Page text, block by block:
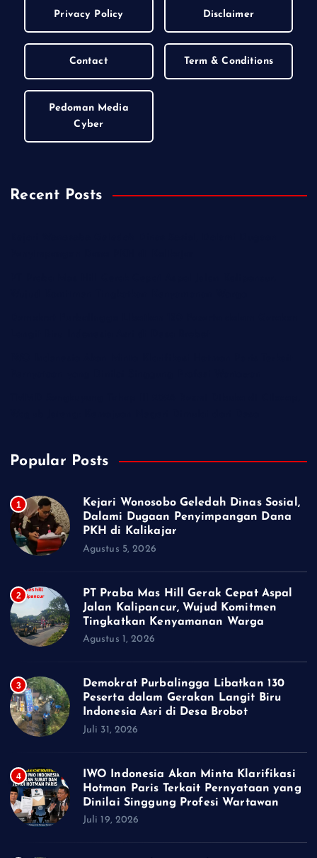
Privacy Policy Disclaimer
Contact Term & Conditions
Pedoman Media
Cyber
Recent Posts
Popular Posts
1
Kejari Wonosobo Geledah Dinas Sosial,
Dalami Dugaan Penyimpangan Dana
PKH di Kalikajar
Agustus 5, 2026
2
PT Praba Mas Hill Gerak Cepat Aspal
Jalan Kalipancur, Wujud Komitmen
Tingkatkan Kenyamanan Warga
Agustus 1, 2026
3
Demokrat Purbalingga Libatkan 130
Peserta dalam Gerakan Langit Biru
Indonesia Asri di Desa Brobot
Juli 31, 2026
4
IWO Indonesia Akan Minta Klarifikasi
Hotman Paris Terkait Pernyataan yang
Dinilai Singgung Profesi Wartawan
Juli 19, 2026